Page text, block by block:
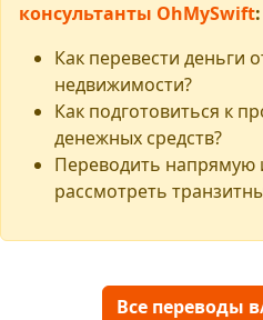
консультанты OhMySwift:
Как перевести деньги
недвижимости?
Как подготовиться к
денежных средств?
Переводить напрямую
рассмотреть
Все переводы